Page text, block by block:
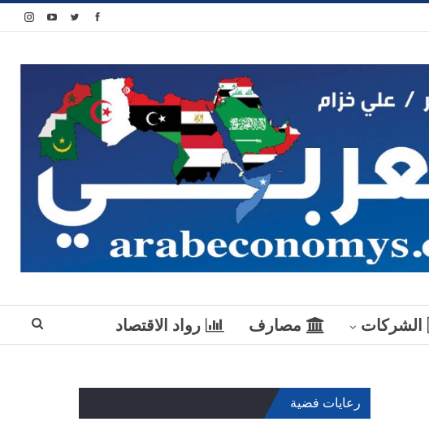
الشركات مصارف رواد الاقتصاد
رعايات فضية